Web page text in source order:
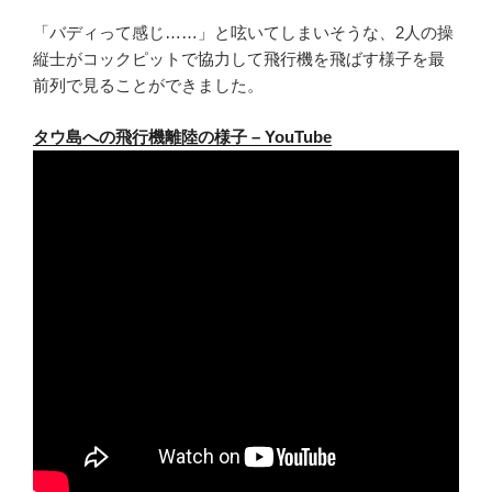
「バディって感じ……」と呟いてしまいそうな、2人の操
縦士がコックピットで協力して飛行機を飛ばす様子を最
前列で見ることができました。
タウ島への飛行機離陸の様子 – YouTube